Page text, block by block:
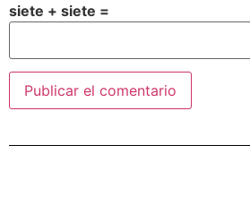
siete + siete =